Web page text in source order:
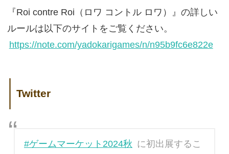
『Roi contre Roi（ロワ コントル ロワ）』の詳しい
ルールは以下のサイトをご覧ください。
https://note.com/yadokarigames/n/n95b9fc6e822e
Twitter
#ゲームマーケット2024秋 に初出展するこ